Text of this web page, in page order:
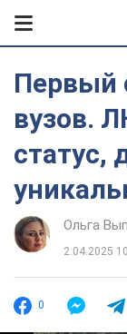
Первый
вузов.
Ольга
2.04.2025
0